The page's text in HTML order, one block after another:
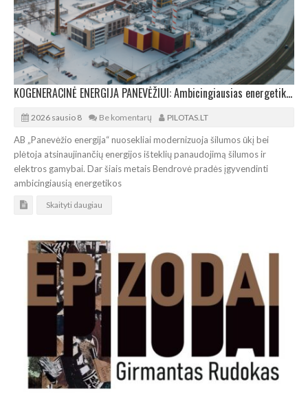
KOGENERACINĖ ENERGIJA PANEVĖŽIUI: Ambicingiausias energetikos projektas regione
2026 sausio 8 Be komentarų PILOTAS.LT
AB „Panevėžio energija“ nuosekliai modernizuoja šilumos ūkį bei
plėtoja atsinaujinančių energijos išteklių panaudojimą šilumos ir
elektros gamybai. Dar šiais metais Bendrovė pradės įgyvendinti
ambicingiausią energetikos
Skaityti daugiau